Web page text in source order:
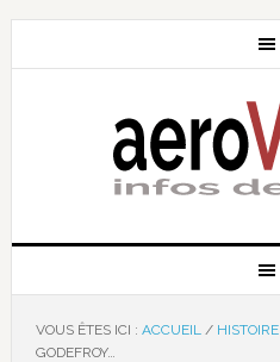
VOUS ÊTES ICI : ACCUEIL / HISTOIRE
GODEFROY…